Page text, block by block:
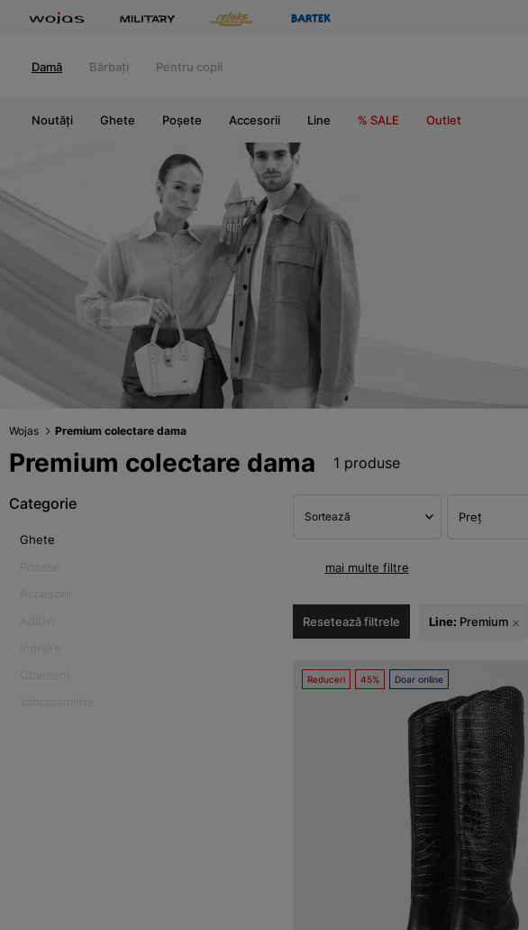
Damă Bărbați Pentru copii
Noutăți Ghete Poșete Accesorii Line % SALE Outlet
Wojas Premium colectare dama
Premium colectare dama 1 produse
Categorie
Ghete
Sortează Preț
mai multe filtre
Resetează filtrele Line: Premium
Reduceri 45% Doar online